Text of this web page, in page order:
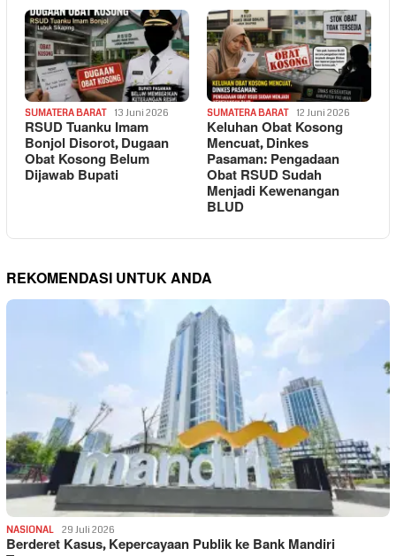
SUMATERA BARAT 13 Juni 2026
RSUD Tuanku Imam
Bonjol Disorot, Dugaan
Obat Kosong Belum
Dijawab Bupati
SUMATERA BARAT 12 Juni 2026
Keluhan Obat Kosong
Mencuat, Dinkes
Pasaman: Pengadaan
Obat RSUD Sudah
Menjadi Kewenangan
BLUD
REKOMENDASI UNTUK ANDA
NASIONAL 29 Juli 2026
Berderet Kasus, Kepercayaan Publik ke Bank Mandiri